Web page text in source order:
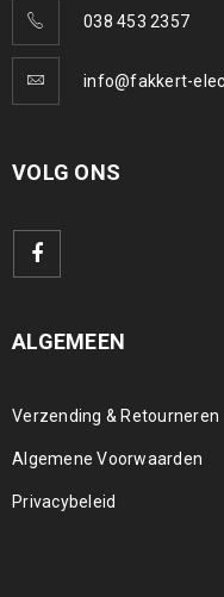
038 453 2357
info@fakkert-
VOLG ONS
ALGEMEEN
Verzending & Retourneren
Algemene Voorwaarden
Privacybeleid